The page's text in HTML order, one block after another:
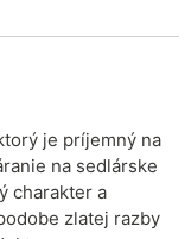
je príjemný na
na sedlárske
charakter a
zlatej razby